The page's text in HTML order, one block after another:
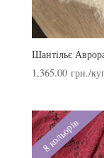
Шантільє
1,365.00 грн./
8 кольорів